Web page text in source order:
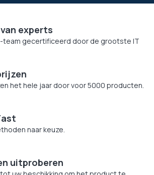
experts
team gecertificeerd door de grootste IT
het hele jaar door voor 5000 producten.
naar keuze.
uitproberen